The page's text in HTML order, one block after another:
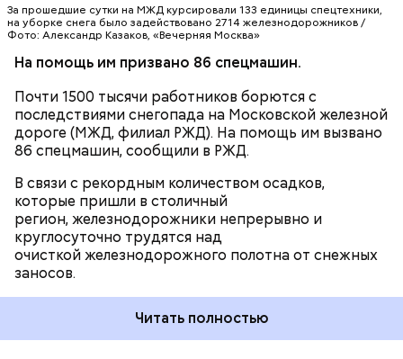
За прошедшие сутки на МЖД курсировали 133 единицы спецтехники,
на уборке снега было задействовано 2714 железнодорожников /
Фото: Александр Казаков, «Вечерняя Москва»
На помощь им призвано 86 спецмашин.
Почти 1500 тысячи работников борются с
последствиями снегопада на Московской железной
дороге (МЖД, филиал РЖД). На помощь им вызвано
86 спецмашин, сообщили в РЖД.
В связи с рекордным количеством осадков,
которые пришли в столичный
регион, железнодорожники непрерывно и
круглосуточно трудятся над
очисткой железнодорожного полотна от снежных
заносов.
Новости.
Читать полностью
ЧИТАЙТЕ ТАКЖЕ